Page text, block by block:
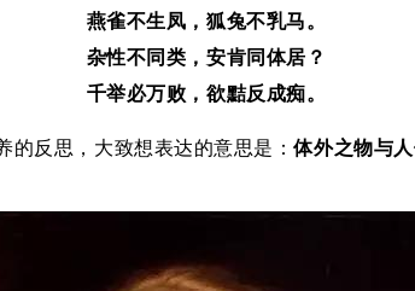
燕雀不生凤，狐兔不乳马。
杂性不同类，安肯同体居？
千举必万败，欲黠反成痴。
的反思，大致想表达的意思是：体外之物与